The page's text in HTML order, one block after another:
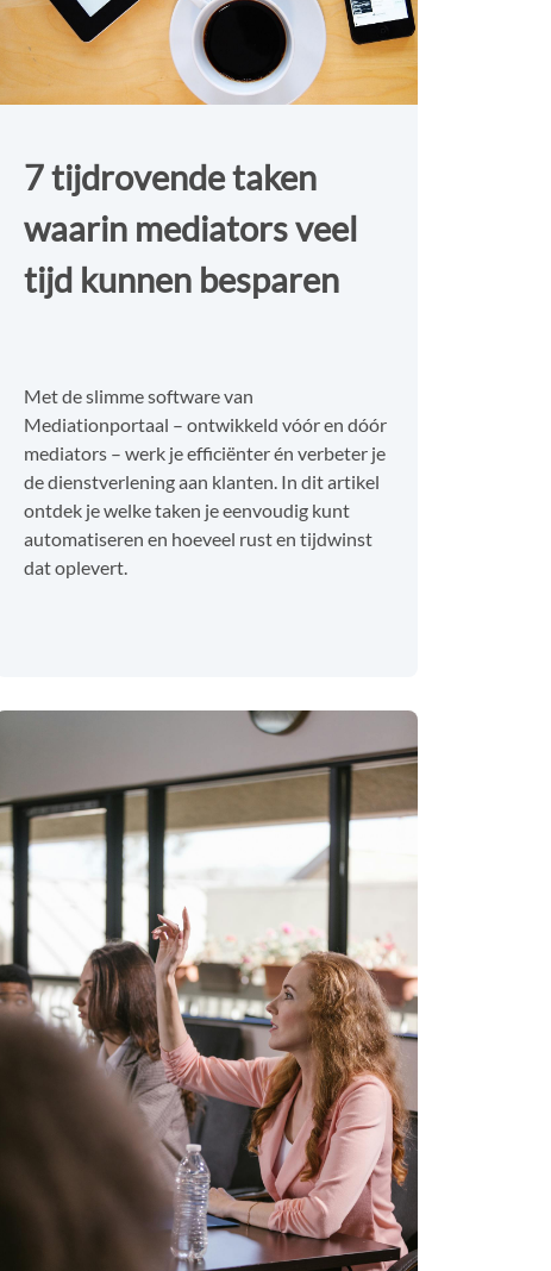
7 tijdrovende taken
waarin mediators veel
tijd kunnen besparen
Met de slimme software van
Mediationportaal – ontwikkeld vóór en dóór
mediators – werk je efficiënter én verbeter je
de dienstverlening aan klanten. In dit artikel
ontdek je welke taken je eenvoudig kunt
automatiseren en hoeveel rust en tijdwinst
dat oplevert.